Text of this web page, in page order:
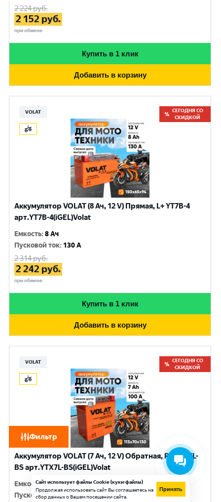
Фильтр
2 224руб.
2 152 руб.
при обмене
Купить в 1 клик
Добавить в корзину
VOLAT
СЕГОДНЯ СО
СКИДКОЙ
Аккумулятор VOLAT (8 Ач, 12 V) Прямая, L+ YT7B-4
арт.YT7B-4(iGEL)Volat
Емкость:8 Ач
Пусковой ток: 130 A
2 314руб.
2 242 руб.
при обмене
Купить в 1 клик
Добавить в корзину
VOLAT
СЕГОДНЯ СО
СКИДКОЙ
Аккумулятор VOLAT (7 Ач, 12 V) Обратная, R+ YTX7L-
BS арт.YTX7L-BS(iGEL)Volat
Емкость:7 Ач
Пусковой ток:100 A
Сайт использует файлы Cookie (куки-файлы)
Продолжая использовать сайт Вы соглашаетесь на
сбор данных о Вашем посещении сайта.
Принять